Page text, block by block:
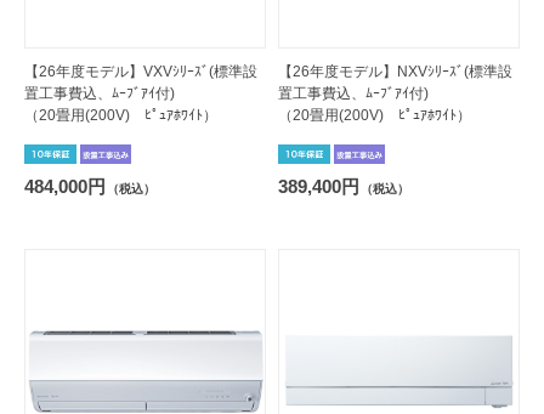
【26年度モデル】VXVｼﾘｰｽﾞ(標準設
置工事費込、ﾑｰﾌﾞｱｲ付)
（20畳用(200V) ﾋﾟｭｱﾎﾜｲﾄ）
484,000円 （税込）
【26年度モデル】NXVｼﾘｰｽﾞ(標準設
置工事費込、ﾑｰﾌﾞｱｲ付)
（20畳用(200V) ﾋﾟｭｱﾎﾜｲﾄ）
389,400円 （税込）